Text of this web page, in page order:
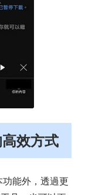
效方式
能外，透過更